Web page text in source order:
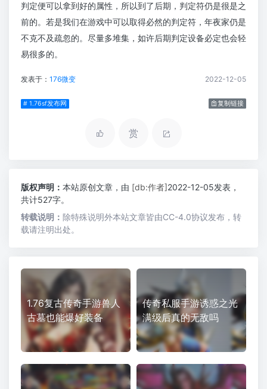
判定便可以拿到好的属性，所以到了后期，判定符仍是很是之
前的。若是我们在游戏中可以取得必然的判定符，年夜家仍是
不克不及疏忽的。尽量多堆集，如许后期判定设备必定也会轻
易很多的。
发表于： 176微变 2022-12-05
# 1.76sf发布网 复制链接
赏
版权声明： 本站原创文章，由 [db:作者]2022-12-05发表，
共计527字。
转载说明： 除特殊说明外本站文章皆由CC-4.0协议发布，转
载请注明出处。
1.76复古传奇手游兽人
古墓也能爆好装备
传奇私服手游诱惑之光
满级后真的无敌吗